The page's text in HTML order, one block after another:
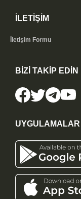
İLETİŞİM
İletişim Formu
BİZİ TAKİP EDİN
UYGULAMALAR